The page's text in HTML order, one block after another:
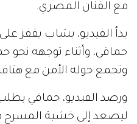
مع الفنان المصري.
بدأ الفيديو، بشاب يقفز
حماقي، وأثناء توجهه
وتجمع حوله الأمن مع
ورصد الفيديو، حماقي
ليصعد إلى خشبة المسرح